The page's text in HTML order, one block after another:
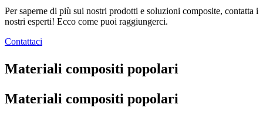
Per saperne di più sui nostri prodotti e soluzioni composite, contatta i
nostri esperti! Ecco come puoi raggiungerci.
Contattaci
Materiali compositi popolari
Materiali compositi popolari